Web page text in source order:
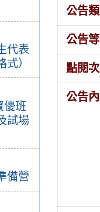
代表
）
優班
試場
備營
公告
公告
點閱
公告